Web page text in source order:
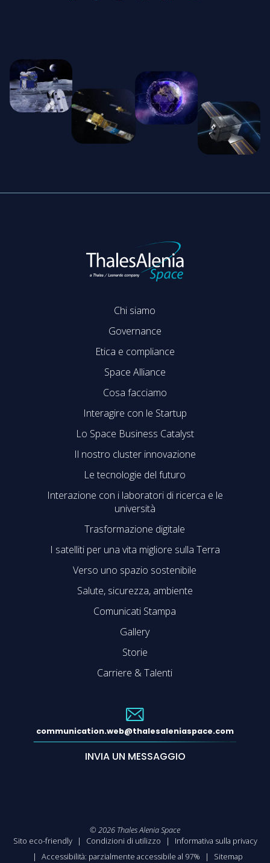
Chi siamo
Governance
Etica e compliance
Space Alliance
Cosa facciamo
Interagire con le Startup
Lo Space Business Catalyst
Il nostro cluster innovazione
Le tecnologie del futuro
Interazione con i laboratori di ricerca e le
università
Trasformazione digitale
I satelliti per una vita migliore sulla Terra
Verso uno spazio sostenibile
Salute, sicurezza, ambiente
Comunicati Stampa
Gallery
Storie
Carriere & Talenti
communication.web@thalesaleniaspace.com
INVIA UN MESSAGGIO
© 2026 Thales Alenia Space
Sito eco-friendly
Condizioni di utilizzo
Informativa sulla privacy
Accessibilità: parzialmente accessibile al 97%
Sitemap